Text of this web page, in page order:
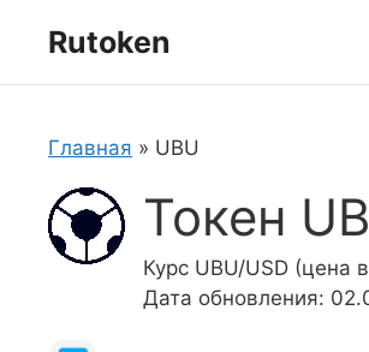
Rutoken
Главная » UBU
Токен
Курс UBU/USD (цена
Дата обновления: